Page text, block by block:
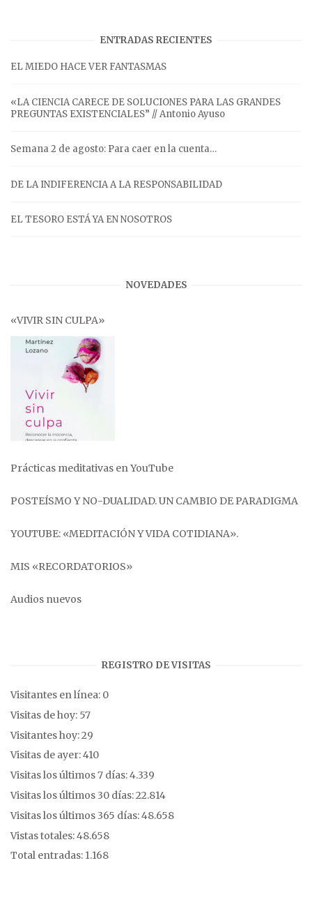
ENTRADAS RECIENTES
EL MIEDO HACE VER FANTASMAS
«LA CIENCIA CARECE DE SOLUCIONES PARA LAS GRANDES
PREGUNTAS EXISTENCIALES” // Antonio Ayuso
Semana 2 de agosto: Para caer en la cuenta…
DE LA INDIFERENCIA A LA RESPONSABILIDAD
EL TESORO ESTÁ YA EN NOSOTROS
NOVEDADES
«VIVIR SIN CULPA»
Prácticas meditativas en YouTube
POSTEÍSMO Y NO-DUALIDAD. UN CAMBIO DE PARADIGMA
YOUTUBE: «MEDITACIÓN Y VIDA COTIDIANA».
MIS «RECORDATORIOS»
Audios nuevos
REGISTRO DE VISITAS
Visitantes en línea: 0
Visitas de hoy: 57
Visitantes hoy:29
Visitas de ayer:410
Visitas los últimos 7 días:4.339
Visitas los últimos 30 días:22.814
Visitas los últimos 365 días:48.658
Vistas totales:48.658
Total entradas: 1.168